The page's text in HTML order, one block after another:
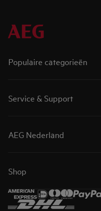
Populaire categorieën
Service & Support
AEG Nederland
Shop